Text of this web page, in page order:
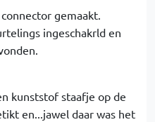
gemaakt.
ingeschakrld en
kunststof staafje op de
en...jawel daar was het